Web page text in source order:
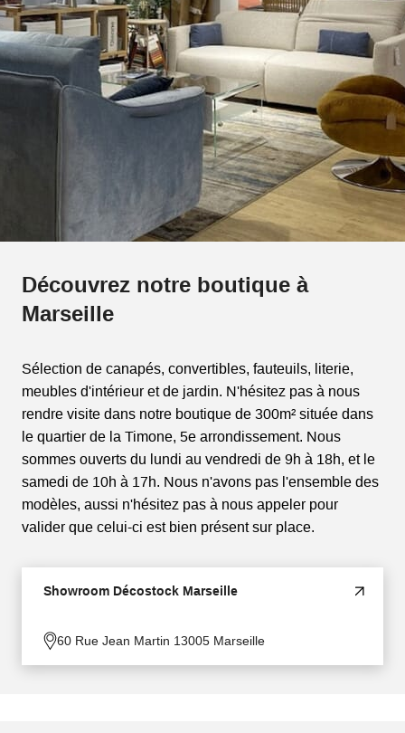
Découvrez notre boutique à
Marseille
Sélection de canapés, convertibles, fauteuils, literie,
meubles d'intérieur et de jardin. N'hésitez pas à nous
rendre visite dans notre boutique de 300m² située dans
le quartier de la Timone, 5e arrondissement. Nous
sommes ouverts du lundi au vendredi de 9h à 18h, et le
samedi de 10h à 17h. Nous n'avons pas l'ensemble des
modèles, aussi n'hésitez pas à nous appeler pour
valider que celui-ci est bien présent sur place.
Showroom Décostock Marseille
60 Rue Jean Martin 13005 Marseille